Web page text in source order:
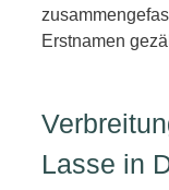
Erstnamen
Lasse in